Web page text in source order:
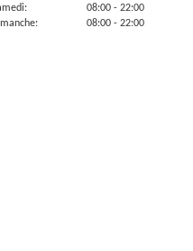
08:00 - 22:00
08:00 - 22:00